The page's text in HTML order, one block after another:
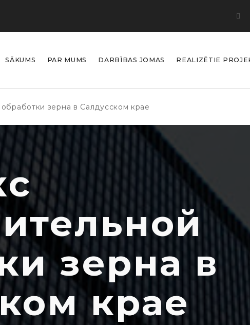
SĀKUMS PAR MUMS DARBĪBAS JOMAS REALIZĒTIE
зерна в Салдусском крае
зерна в
крае